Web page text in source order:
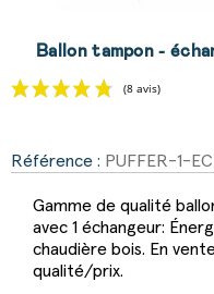
Ballon tampon -
Référence : PUFFER-1-
Gamme de qualité
avec 1 échangeur:
chaudière bois. En
qualité/prix.